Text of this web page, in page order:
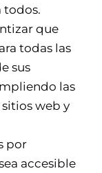
todos.
que
todas las
sus
las
web y
por
accesible